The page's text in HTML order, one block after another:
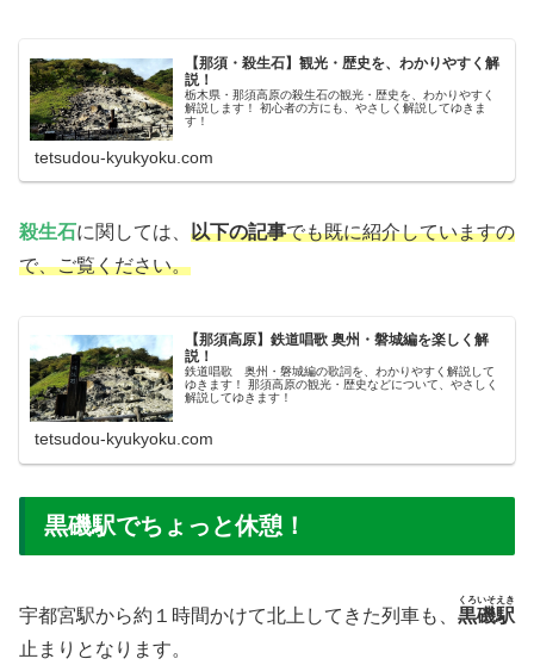
【那須・殺生石】観光・歴史を、わかりやすく解
説！
栃木県・那須高原の殺生石の観光・歴史を、わかりやすく
解説します！ 初心者の方にも、やさしく解説してゆきま
す！
tetsudou-kyukyoku.com
殺生石に関しては、 以下の記事でも既に紹介していますの
で、ご覧ください。
【那須高原】鉄道唱歌 奥州・磐城編を楽しく解
説！
鉄道唱歌 奥州・磐城編の歌詞を、わかりやすく解説して
ゆきます！ 那須高原の観光・歴史などについて、やさしく
解説してゆきます！
tetsudou-kyukyoku.com
黒磯駅でちょっと休憩！
宇都宮駅から約１時間かけて北上してきた列車も、 黒磯駅
くろいそえき
止まりとなります。